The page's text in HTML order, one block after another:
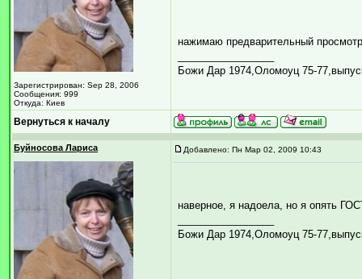
Зарегистрирован: Sep 28, 2006
Сообщения: 999
Откуда: Киев
нажимаю предварительный
Божи Дар 1974,Оломоуц 75-
Вернуться к началу
Буйносова Лариса Добавлено: Пн Мар 02, 2009 10:43
наверное, я надоела, но я опять
Божи Дар 1974,Оломоуц 75-